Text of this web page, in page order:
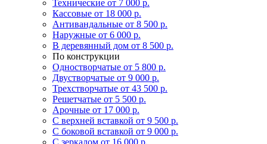
Технические от 7 000 р.
Кассовые от 18 000 р.
Антивандальные от 8 500 р.
Наружные от 6 000 р.
В деревянный дом от 8 500 р.
По конструкции
Одностворчатые от 5 800 р.
Двустворчатые от 9 000 р.
Трехстворчатые от 43 500 р.
Решетчатые от 5 500 р.
Арочные от 17 000 р.
С верхней вставкой от 9 500 р.
С боковой вставкой от 9 000 р.
С зеркалом от 16 000 р.